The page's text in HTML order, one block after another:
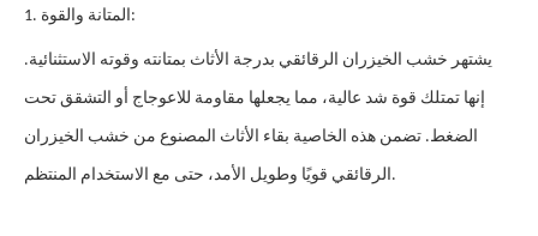
1. المتانة والقوة:
يشتهر خشب الخيزران الرقائقي بدرجة الأثاث بمتانته وقوته الاستثنائية.
إنها تمتلك قوة شد عالية، مما يجعلها مقاومة للاعوجاج أو التشقق تحت
الضغط. تضمن هذه الخاصية بقاء الأثاث المصنوع من خشب الخيزران
الرقائقي قويًا وطويل الأمد، حتى مع الاستخدام المنتظم.